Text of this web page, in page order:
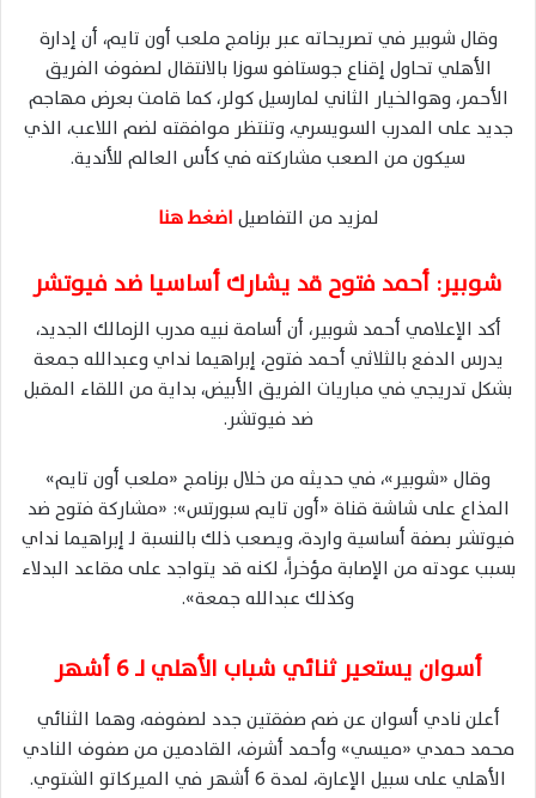
وقال شوبير في تصريحاته عبر برنامج ملعب أون تايم، أن إدارة
الأهلي تحاول إقناع جوستافو سوزا بالانتقال لصفوف الفريق
الأحمر، وهوالخيار الثاني لمارسيل كولر، كما قامت بعرض مهاجم
جديد على المدرب السويسري، وتنتظر موافقته لضم اللاعب، الذي
سيكون من الصعب مشاركته في كأس العالم للأندية.
لمزيد من التفاصيل اضغط هنا
شوبير: أحمد فتوح قد يشارك أساسيا ضد فيوتشر
أكد الإعلامي أحمد شوبير، أن أسامة نبيه مدرب الزمالك الجديد،
يدرس الدفع بالثلاثي أحمد فتوح، إبراهيما نداي وعبدالله جمعة
بشكل تدريجي في مباريات الفريق الأبيض، بداية من اللقاء المقبل
ضد فيوتشر.
وقال «شوبير»، في حديثه من خلال برنامج «ملعب أون تايم»
المذاع على شاشة قناة «أون تايم سبورتس»: «مشاركة فتوح ضد
فيوتشر بصفة أساسية واردة، ويصعب ذلك بالنسبة لـ إبراهيما نداي
بسبب عودته من الإصابة مؤخراً، لكنه قد يتواجد على مقاعد البدلاء
وكذلك عبدالله جمعة».
أسوان يستعير ثنائي شباب الأهلي لـ 6 أشهر
أعلن نادي أسوان عن ضم صفقتين جدد لصفوفه، وهما الثنائي
محمد حمدي «ميسي» وأحمد أشرف، القادمين من صفوف النادي
الأهلي على سبيل الإعارة، لمدة 6 أشهر في الميركاتو الشتوي.